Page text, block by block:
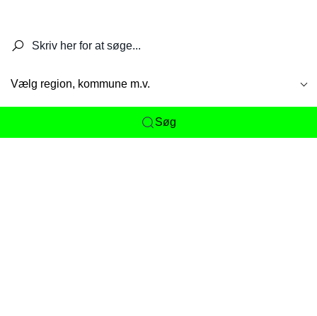
Vælg region, kommune m.v.
Søg